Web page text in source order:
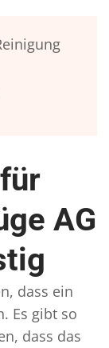
AG
dass ein
Es gibt so
dass das